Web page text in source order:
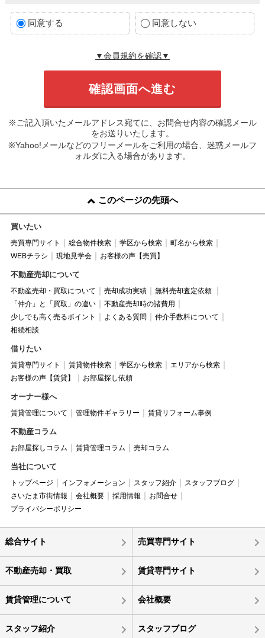
同意する 同意しない
▼会員規約を確認▼
※ご記入頂いたメールアドレス宛てに、お問合せ内容の確認メール
をお送りいたします。
※Yahoo!メールなどのフリーメールをご利用の場合、迷惑メールフ
ォルダに入る場合があります。
このページの先頭へ
買いたい
売買専門サイト 総合物件検索 学区から検索
町名から検索
WEBチラシ
現地見学会 お客様の声【売買】
不動産売却について
不動産売却・買取について 売却成功実績
無料売却査定依頼
「仲介」と「買取」の違い
不動産売却時の諸費用
少しでも高く売るポイント
よくある質問
仲介手数料について
相続相談
借りたい
賃貸専門サイト 賃貸物件検索 学区から検索
エリアから検索
お客様の声【賃貸】
お部屋探し依頼
オーナー様へ
賃貸管理について 管理物件ギャラリー 賃貸リフォーム事例
不動産コラム
お部屋探しコラム 賃貸管理コラム 売却コラム
当社について
トップページ インフォメーション スタッフ紹介
スタッフブログ
さいたま市街情報
会社概要 採用情報
お問合せ
プライバシーポリシー
総合サイト 売買専門サイト
不動産売却・買取 賃貸専門サイト
賃貸管理について 会社概要
スタッフ紹介 スタッフブログ